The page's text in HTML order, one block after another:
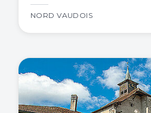
NORD VAUDOIS